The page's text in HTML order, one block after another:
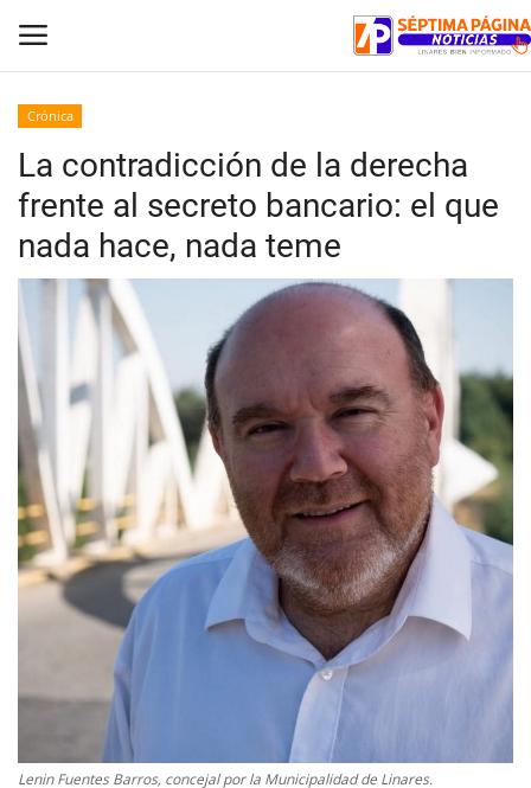
Inicio
Crónica
Policial
Tribunales
Deporte
Política
Espectáculos
Crónica
La contradicción de la derecha
frente al secreto bancario: el que
nada hace, nada teme
Lenin Fuentes Barros, concejal por la Municipalidad de Linares.